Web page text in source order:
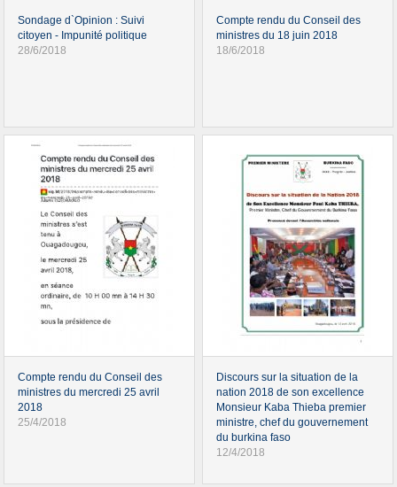
Sondage d`Opinion : Suivi
citoyen - Impunité politique
28/6/2018
Compte rendu du Conseil des
ministres du 18 juin 2018
18/6/2018
Compte rendu du Conseil des
ministres du mercredi 25 avril
2018
25/4/2018
Discours sur la situation de la
nation 2018 de son excellence
Monsieur Kaba Thieba premier
ministre, chef du gouvernement
du burkina faso
12/4/2018